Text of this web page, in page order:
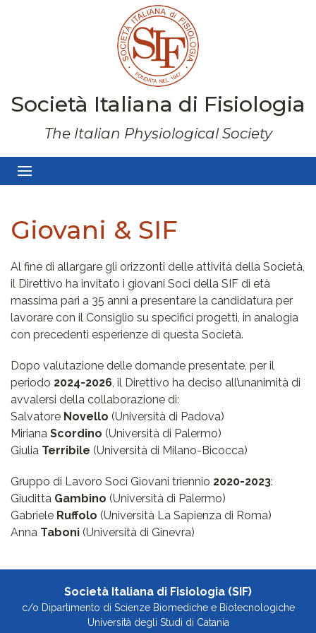
Società Italiana di Fisiologia
The Italian Physiological Society
Giovani & SIF
Al fine di allargare gli orizzonti delle attività della Società,
il Direttivo ha invitato i giovani Soci della SIF di età
massima pari a 35 anni a presentare la candidatura per
lavorare con il Consiglio su specifici progetti, in analogia
con precedenti esperienze di questa Società.
Dopo valutazione delle domande presentate, per il
periodo 2024-2026, il Direttivo ha deciso all’unanimità di
avvalersi della collaborazione di:
Salvatore Novello (Università di Padova)
Miriana Scordino (Università di Palermo)
Giulia Terribile (Università di Milano-Bicocca)
Gruppo di Lavoro Soci Giovani triennio 2020-2023:
Giuditta Gambino (Università di Palermo)
Gabriele Ruffolo (Università La Sapienza di Roma)
Anna Taboni (Università di Ginevra)
Società Italiana di Fisiologia (SIF)
c/o Dipartimento di Scienze Biomediche e Biotecnologiche
Università degli Studi di Catania